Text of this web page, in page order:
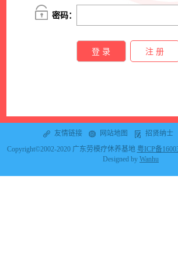
密码：
友情链接 网站地图 招贤纳士
Copyright©2002-2020 广东劳模疗休养基地 粤ICP备
Designed by Wanhu